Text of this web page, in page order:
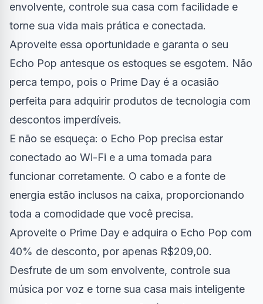
envolvente, controle sua casa com facilidade e
torne sua vida mais prática e conectada.
Aproveite essa oportunidade e garanta o seu
Echo Pop antesque os estoques se esgotem. Não
perca tempo, pois o Prime Day é a ocasião
perfeita para adquirir produtos de tecnologia com
descontos imperdíveis.
E não se esqueça: o Echo Pop precisa estar
conectado ao Wi-Fi e a uma tomada para
funcionar corretamente. O cabo e a fonte de
energia estão inclusos na caixa, proporcionando
toda a comodidade que você precisa.
Aproveite o Prime Day e adquira o Echo Pop com
40% de desconto, por apenas R$209,00.
Desfrute de um som envolvente, controle sua
música por voz e torne sua casa mais inteligente